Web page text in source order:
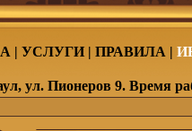
| УСЛУГИ| ПРАВИЛА |
ул. Пионеров 9. Время